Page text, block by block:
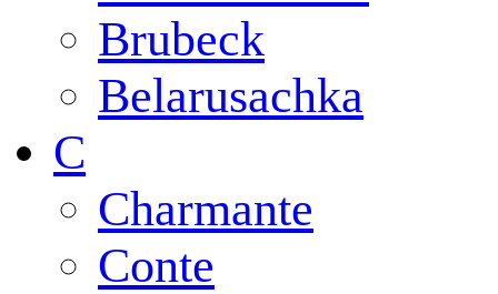
Brubeck
Belarusachka
C
Charmante
Conte